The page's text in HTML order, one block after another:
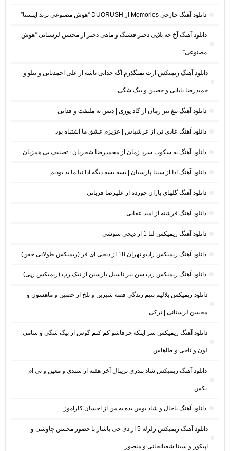
دانلود آهنگ خارجی Memories از DUORUSH “هوش مصنوعی ترند اینستا”
دانلود آهنگ آخ چه بلایی دختر قشنگ و ماهی دختر از محسن لرستانی “هوش
مصنوعی”
دانلود آهنگ ریمیکس ازت نمیگذرم اگه خدایی باشه از علی احمدیانی و تتلو و
حمیدرضا بابایی و حصین و بیگ شگی
دانلود آهنگ تیغ تیز زمان از گاد پوری | دیس به ملتفت و فدایی
دانلود آهنگ عادی نی از عرشیاس | عزیزم عشق ما اشتباه بود
دانلود آهنگ به سکوت سرد زمان از محمدرضا شجریان | تصنیف بی همزبان
دانلود آهنگ ادا از سینا پارسیان | بسه بسه دیگه ادا نیا ما بد بودیم
دانلود آهنگ گلهای باران خورده از علیرضا قربانی
دانلود آهنگ فرشته از امید عقابی
دانلود آهنگ ریمیکس لنا 1 از دیجی سوشی
دانلود آهنگ ریمیکس رادیو تهران 18 از دیجی ای فر (ریمیکس طولانی خفن)
دانلود آهنگ ریمیکس رپ سن بیر ناسیل یارسین از تیک رپ (ریمیکس رپی)
دانلود ریمیکس بلالیم بنیم زندگی قصه شیرین و تلخ از حصین و ماهسون و
محسن لرستانی | ترکی
دانلود آهنگ ریمیکس سر اینکه حرفاشو کم کنم گوش از بیگ شگی و سامی
لون و ناجی و طاهاس
دانلود آهنگ ریمیکس شاد بندری تریبال آخر هفته از سندی و معین و تی ام
بکس
دانلود آهنگ باحال و شاد بوس بده به من از احسان کاراموز
دانلود آهنگ ریمیکس زلزله 5 از دی جی یاشار با حضور محسن چاوشی و
اپیکور و سینا شعبانخانی و منصور